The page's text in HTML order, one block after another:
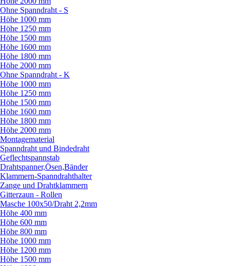
Ohne Spanndraht - S
Höhe 1000 mm
Höhe 1250 mm
Höhe 1500 mm
Höhe 1600 mm
Höhe 1800 mm
Höhe 2000 mm
Ohne Spanndraht - K
Höhe 1000 mm
Höhe 1250 mm
Höhe 1500 mm
Höhe 1600 mm
Höhe 1800 mm
Höhe 2000 mm
Montagematerial
Spanndraht und Bindedraht
Geflechtspannstab
Drahtspanner,Ösen,Bänder
Klammern-Spanndrahthalter
Zange und Drahtklammern
Gitterzaun - Rollen
Masche 100x50/Draht 2,2mm
Höhe 400 mm
Höhe 600 mm
Höhe 800 mm
Höhe 1000 mm
Höhe 1200 mm
Höhe 1500 mm